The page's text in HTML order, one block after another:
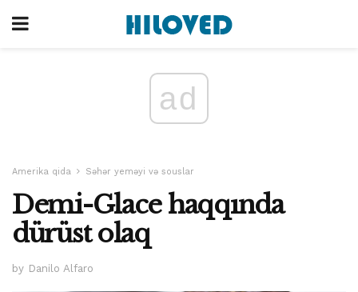
ad
Amerika qida Səhər yeməyi və souslar
Demi-Glace haqqında
dürüst olaq
by Danilo Alfaro